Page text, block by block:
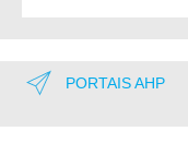
PORTAIS AHP